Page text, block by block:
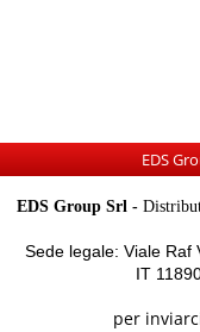
EDS
EDS Group Srl -
Sede legale: Viale Raf
IT
per